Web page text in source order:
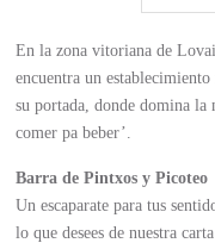
En la zona vitoriana de
encuentra un
su portada, donde domina
comer pa beber’.
Barra de Pintxos y Picoteo
Un escaparate para tus
lo que desees de nuestra